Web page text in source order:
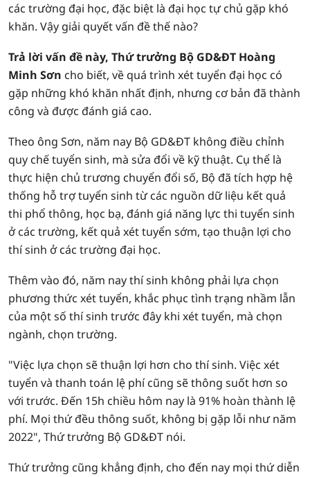
các trường đại học, đặc biệt là đại học tự chủ gặp khó
khăn. Vậy giải quyết vấn đề thế nào?
Trả lời vấn đề này, Thứ trưởng Bộ GD&ĐT Hoàng
Minh Sơn cho biết, về quá trình xét tuyển đại học có
gặp những khó khăn nhất định, nhưng cơ bản đã thành
công và được đánh giá cao.
Theo ông Sơn, năm nay Bộ GD&ĐT không điều chỉnh
quy chế tuyển sinh, mà sửa đổi về kỹ thuật. Cụ thể là
thực hiện chủ trương chuyển đổi số, Bộ đã tích hợp hệ
thống hỗ trợ tuyển sinh từ các nguồn dữ liệu kết quả
thi phổ thông, học bạ, đánh giá năng lực thi tuyển sinh
ở các trường, kết quả xét tuyển sớm, tạo thuận lợi cho
thí sinh ở các trường đại học.
Thêm vào đó, năm nay thí sinh không phải lựa chọn
phương thức xét tuyển, khắc phục tình trạng nhầm lẫn
của một số thí sinh trước đây khi xét tuyển, mà chọn
ngành, chọn trường.
"Việc lựa chọn sẽ thuận lợi hơn cho thí sinh. Việc xét
tuyển và thanh toán lệ phí cũng sẽ thông suốt hơn so
với trước. Đến 15h chiều hôm nay là 91% hoàn thành lệ
phí. Mọi thứ đều thông suốt, không bị gặp lỗi như năm
2022", Thứ trưởng Bộ GD&ĐT nói.
Thứ trưởng cũng khẳng định, cho đến nay mọi thứ diễn